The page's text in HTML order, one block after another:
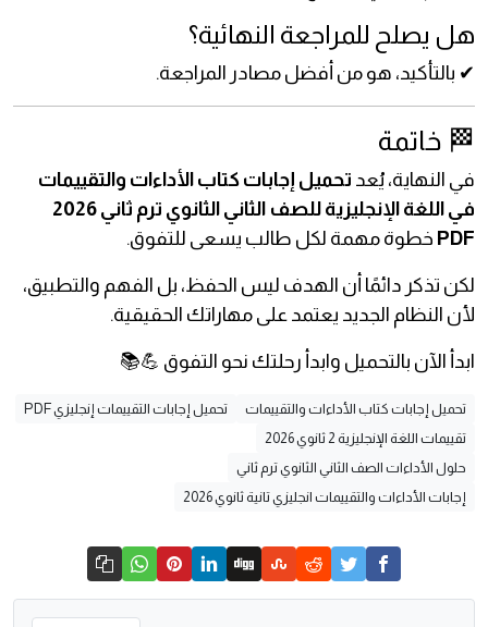
هل يصلح للمراجعة النهائية؟
✔ بالتأكيد، هو من أفضل مصادر المراجعة.
🏁 خاتمة
في النهاية، يُعد تحميل إجابات كتاب الأداءات والتقييمات
في اللغة الإنجليزية للصف الثاني الثانوي ترم ثاني 2026
PDF خطوة مهمة لكل طالب يسعى للتفوق.
لكن تذكر دائمًا أن الهدف ليس الحفظ، بل الفهم والتطبيق،
لأن النظام الجديد يعتمد على مهاراتك الحقيقية.
ابدأ الآن بالتحميل وابدأ رحلتك نحو التفوق 💪📚
تحميل إجابات كتاب الأداءات والتقييمات
تحميل إجابات التقييمات إنجليزي PDF
تقييمات اللغة الإنجليزية 2 ثانوي 2026
حلول الأداءات الصف الثاني الثانوي ترم ثاني
إجابات الأداءات والتقييمات انجليزي تانية ثانوي 2026